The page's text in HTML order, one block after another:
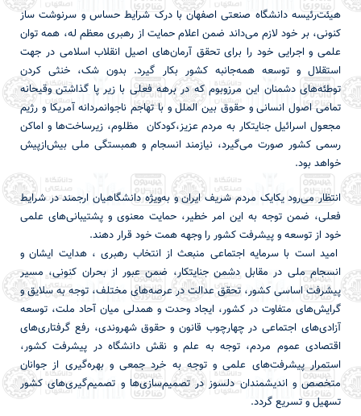
هیئت‌رئیسه دانشگاه صنعتی اصفهان با درک شرایط حساس و سرنوشت ساز
کنونی، بر خود لازم می‌داند ضمن اعلام حمایت از رهبری معظم له، همه توان
علمی و اجرایی خود را برای تحقق آرمان‌های اصیل انقلاب اسلامی در جهت
استقلال و توسعه همه‌جانبه کشور بکار گیرد. بدون شک، خنثی کردن
توطئه‌های دشمنان این مرزوبوم که در برهه فعلی با زیر پا گذاشتن وقیحانه
تمامی اصول انسانی و حقوق بین الملل و با تهاجم ناجوانمردانه آمریکا و رژیم
مجعول اسرائیل جنایتکار به مردم عزیز،کودکان مظلوم، زیرساخت‌ها و اماکن
رسمی کشور صورت می‌گیرد، نیازمند انسجام و همبستگی ملی بیش‌ازپیش
خواهد بود.
انتظار می‌رود یکایک مردم شریف ایران و به‌ویژه دانشگاهیان ارجمند در شرایط
فعلی، ضمن توجه به این امر خطیر، حمایت معنوی و پشتیبانی‌های علمی
خود از توسعه و پیشرفت کشور را وجهه همت خود قرار دهند.
امید است با سرمایه اجتماعی منبعث از انتخاب رهبری ، هدایت ایشان و
انسجام ملی در مقابل دشمن جنایتکار، ضمن عبور از بحران کنونی، مسیر
پیشرفت اساسی کشور، تحقق عدالت در عرصه‌های مختلف، توجه به سلایق و
گرایش‌های متفاوت در کشور، ایجاد وحدت و همدلی میان آحاد ملت، توسعه
آزادی‌های اجتماعی در چهارچوب قانون و حقوق شهروندی، رفع گرفتاری‌های
اقتصادی عموم مردم، توجه به علم و نقش دانشگاه در پیشرفت کشور،
استمرار پیشرفت‌های علمی و توجه به خرد جمعی و بهره‌گیری از جوانان
متخصص و اندیشمندان دلسوز در تصمیم‌سازی‌ها و تصمیم‌گیری‌های کشور
تسهیل و تسریع گردد.